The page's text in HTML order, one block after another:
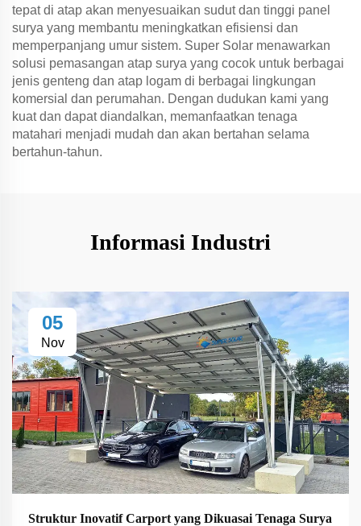
tepat di atap akan menyesuaikan sudut dan tinggi panel
surya yang membantu meningkatkan efisiensi dan
memperpanjang umur sistem. Super Solar menawarkan
solusi pemasangan atap surya yang cocok untuk berbagai
jenis genteng dan atap logam di berbagai lingkungan
komersial dan perumahan. Dengan dudukan kami yang
kuat dan dapat diandalkan, memanfaatkan tenaga
matahari menjadi mudah dan akan bertahan selama
bertahun-tahun.
Informasi Industri
05
Nov
Struktur Inovatif Carport yang Dikuasai Tenaga Surya